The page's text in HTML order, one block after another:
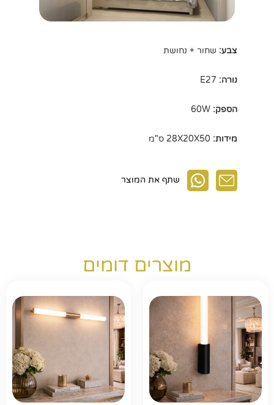
צבע: שחור + נחושת
נורה:
הספק:
מידות:
שתף את המוצר
מוצרים דומים